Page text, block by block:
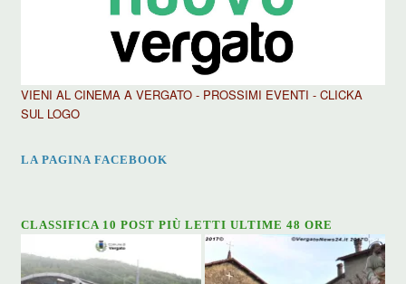
VIENI AL CINEMA A VERGATO - PROSSIMI EVENTI - CLICKA
SUL LOGO
LA PAGINA FACEBOOK
CLASSIFICA 10 POST PIÙ LETTI ULTIME 48 ORE